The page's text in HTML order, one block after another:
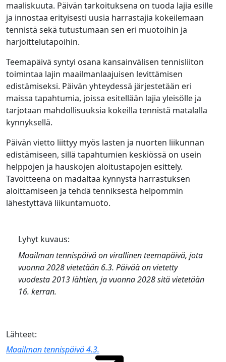
maaliskuuta. Päivän tarkoituksena on tuoda lajia esille
ja innostaa erityisesti uusia harrastajia kokeilemaan
tennistä sekä tutustumaan sen eri muotoihin ja
harjoittelutapoihin.
Teemapäivä syntyi osana kansainvälisen tennisliiton
toimintaa lajin maailmanlaajuisen levittämisen
edistämiseksi. Päivän yhteydessä järjestetään eri
maissa tapahtumia, joissa esitellään lajia yleisölle ja
tarjotaan mahdollisuuksia kokeilla tennistä matalalla
kynnyksellä.
Päivän vietto liittyy myös lasten ja nuorten liikunnan
edistämiseen, sillä tapahtumien keskiössä on usein
helppojen ja hauskojen aloitustapojen esittely.
Tavoitteena on madaltaa kynnystä harrastuksen
aloittamiseen ja tehdä tenniksestä helpommin
lähestyttävä liikuntamuoto.
Lyhyt kuvaus:
Maailman tennispäiväon virallinen teemapäivä, jota
vuonna 2028 vietetään 6.3. Päivää on vietetty
vuodesta 2013 lähtien, ja vuonna 2028 sitä vietetään
16. kerran.
Lähteet:
Maailman tennispäivä 4.3.